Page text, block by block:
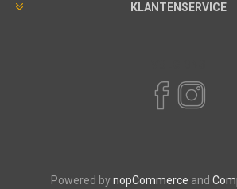
KLANTENSERVICE
Powered bynopCommerce and